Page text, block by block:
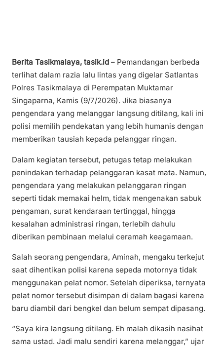
Berita Tasikmalaya, tasik.id – Pemandangan berbeda
terlihat dalam razia lalu lintas yang digelar Satlantas
Polres Tasikmalaya di Perempatan Muktamar
Singaparna, Kamis (9/7/2026). Jika biasanya
pengendara yang melanggar langsung ditilang, kali ini
polisi memilih pendekatan yang lebih humanis dengan
memberikan tausiah kepada pelanggar ringan.
Dalam kegiatan tersebut, petugas tetap melakukan
penindakan terhadap pelanggaran kasat mata. Namun,
pengendara yang melakukan pelanggaran ringan
seperti tidak memakai helm, tidak mengenakan sabuk
pengaman, surat kendaraan tertinggal, hingga
kesalahan administrasi ringan, terlebih dahulu
diberikan pembinaan melalui ceramah keagamaan.
Salah seorang pengendara, Aminah, mengaku terkejut
saat dihentikan polisi karena sepeda motornya tidak
menggunakan pelat nomor. Setelah diperiksa, ternyata
pelat nomor tersebut disimpan di dalam bagasi karena
baru diambil dari bengkel dan belum sempat dipasang.
“Saya kira langsung ditilang. Eh malah dikasih nasihat
sama ustad. Jadi malu sendiri karena melanggar,” ujar